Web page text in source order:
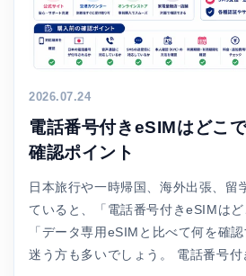
2026.07.24
電話番号付きeSIMはどこ
確認ポイント
日本旅行や一時帰国、海外出張、留
ていると、「電話番号付きeSIMはど
「データ専用eSIMと比べて何を確
迷う方も多いでしょう。 電話番号付